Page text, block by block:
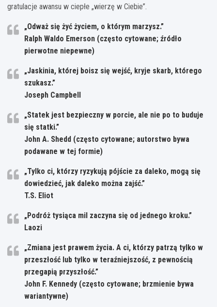
gratulacje awansu w ciepłe „wierzę w Ciebie”.
„Odważ się żyć życiem, o którym marzysz.”
Ralph Waldo Emerson (często cytowane; źródło
pierwotne niepewne)
„Jaskinia, której boisz się wejść, kryje skarb, którego
szukasz.”
Joseph Campbell
„Statek jest bezpieczny w porcie, ale nie po to buduje
się statki.”
John A. Shedd (często cytowane; autorstwo bywa
podawane w tej formie)
„Tylko ci, którzy ryzykują pójście za daleko, mogą się
dowiedzieć, jak daleko można zajść.”
T.S. Eliot
„Podróż tysiąca mil zaczyna się od jednego kroku.”
Laozi
„Zmiana jest prawem życia. A ci, którzy patrzą tylko w
przeszłość lub tylko w teraźniejszość, z pewnością
przegapią przyszłość.”
John F. Kennedy (często cytowane; brzmienie bywa
wariantywne)